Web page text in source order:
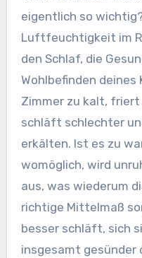
eigentlich so
Luftfeuchtigkeit im
den Schlaf, die
Wohlbefinden deines
Zimmer zu kalt,
schläft schlechter
erkälten. Ist es zu
womöglich, wird
aus, was wiederum
richtige Mittelmaß
besser schläft, sich
insgesamt gesünder